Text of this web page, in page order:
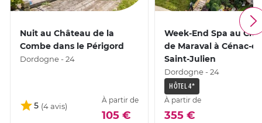
Nuit au Château de la
Combe dans le Périgord
Dordogne - 24
5
À partir de
105 €
Week-End Spa au
de Maraval à Cénac-
Saint-Julien
Dordogne - 24
HÔTEL 4*
À partir de
355 €